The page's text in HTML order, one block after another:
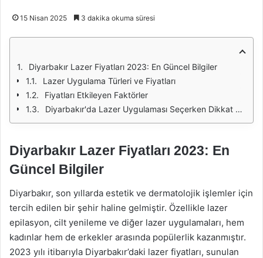
15 Nisan 2025 3 dakika okuma süresi
Diyarbakır Lazer Fiyatları 2023: En Güncel Bilgiler
Lazer Uygulama Türleri ve Fiyatları
Fiyatları Etkileyen Faktörler
Diyarbakır'da Lazer Uygulaması Seçerken Dikkat Edilmesi Gerekenler
Diyarbakır Lazer Fiyatları 2023: En
Güncel Bilgiler
Diyarbakır, son yıllarda estetik ve dermatolojik işlemler için
tercih edilen bir şehir haline gelmiştir. Özellikle lazer
epilasyon, cilt yenileme ve diğer lazer uygulamaları, hem
kadınlar hem de erkekler arasında popülerlik kazanmıştır.
2023 yılı itibarıyla Diyarbakır’daki lazer fiyatları, sunulan